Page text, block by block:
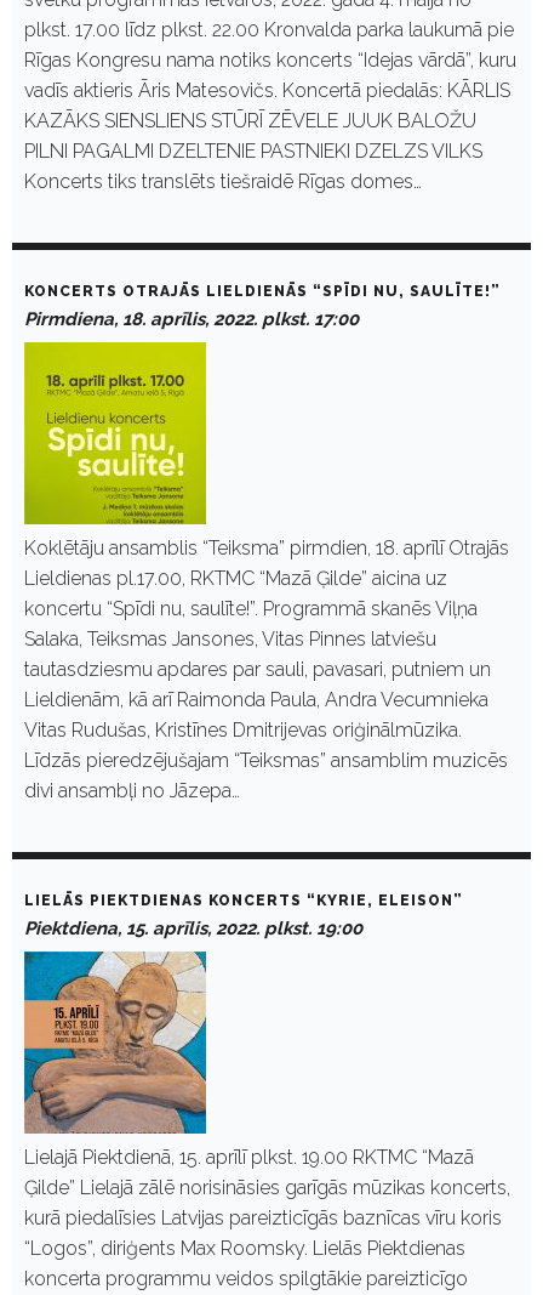
plkst. 17.00 līdz plkst. 22.00 Kronvalda parka laukumā pie
Rīgas Kongresu nama notiks koncerts “Idejas vārdā”, kuru
vadīs aktieris Āris Matesovičs. Koncertā piedalās: KĀRLIS
KAZĀKS SIENSLIENS STŪRĪ ZĒVELE JUUK BALOŽU
PILNI PAGALMI DZELTENIE PASTNIEKI DZELZS VILKS
Koncerts tiks translēts tiešraidē Rīgas domes…
KONCERTS OTRAJĀS LIELDIENĀS “SPĪDI NU, SAULĪTE!”
Pirmdiena, 18. aprīlis, 2022. plkst. 17:00
Koklētāju ansamblis “Teiksma” pirmdien, 18. aprīlī Otrajās
Lieldienas pl.17.00, RKTMC “Mazā Ģilde” aicina uz
koncertu “Spīdi nu, saulīte!”. Programmā skanēs Viļņa
Salaka, Teiksmas Jansones, Vitas Pinnes latviešu
tautasdziesmu apdares par sauli, pavasari, putniem un
Lieldienām, kā arī Raimonda Paula, Andra Vecumnieka
Vitas Rudušas, Kristīnes Dmitrijevas oriģinālmūzika.
Līdzās pieredzējušajam “Teiksmas” ansamblim muzicēs
divi ansambļi no Jāzepa…
LIELĀS PIEKTDIENAS KONCERTS “KYRIE, ELEISON”
Piektdiena, 15. aprīlis, 2022. plkst. 19:00
Lielajā Piektdienā, 15. aprīlī plkst. 19.00 RKTMC “Mazā
Ģilde” Lielajā zālē norisināsies garīgās mūzikas koncerts,
kurā piedalīsies Latvijas pareizticīgās baznīcas vīru koris
“Logos”, diriģents Max Roomsky. Lielās Piektdienas
koncerta programmu veidos spilgtākie pareizticīgo